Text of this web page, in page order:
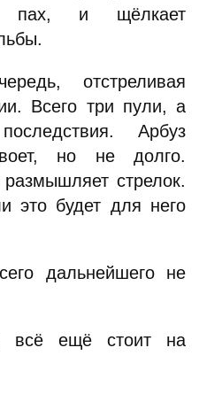
пах, и щёлкает
отстреливая
Всего три пули, а
Арбуз
но не долго.
стрелок.
это будет для него
дальнейшего не
всё ещё стоит на